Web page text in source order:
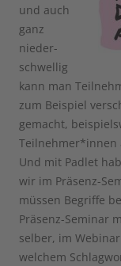
und auch
ganz
nieder-
schwellig
kann man
zum Beispiel
gemacht,
Teilnehmer*innen
Und mit Padlet
wir im Präsenz-
müssen Begriffe
Präsenz-Seminar
selber, im
welchem